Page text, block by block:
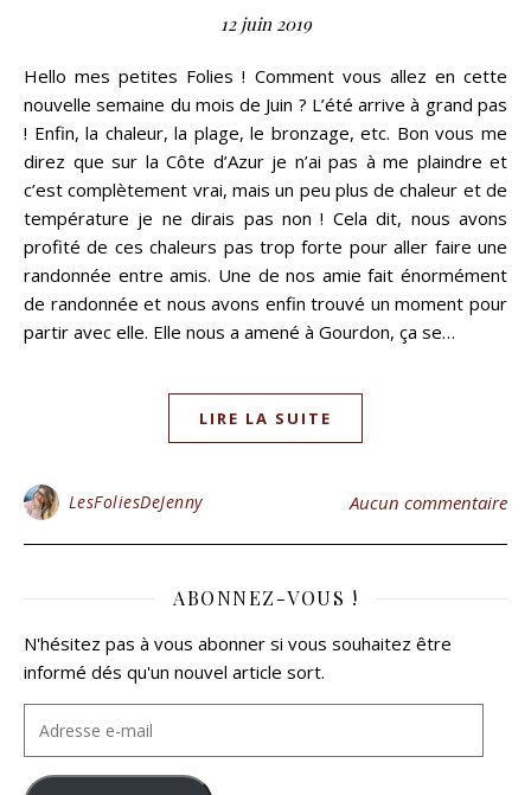
12 juin 2019
Hello mes petites Folies ! Comment vous allez en cette
nouvelle semaine du mois de Juin ? L’été arrive à grand pas
! Enfin, la chaleur, la plage, le bronzage, etc. Bon vous me
direz que sur la Côte d’Azur je n’ai pas à me plaindre et
c’est complètement vrai, mais un peu plus de chaleur et de
température je ne dirais pas non ! Cela dit, nous avons
profité de ces chaleurs pas trop forte pour aller faire une
randonnée entre amis. Une de nos amie fait énormément
de randonnée et nous avons enfin trouvé un moment pour
partir avec elle. Elle nous a amené à Gourdon, ça se…
LIRE LA SUITE
LesFoliesDeJenny Aucun commentaire
ABONNEZ-VOUS !
N'hésitez pas à vous abonner si vous souhaitez être
informé dés qu'un nouvel article sort.